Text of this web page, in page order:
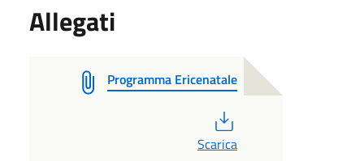
Allegati
Programma Ericenatale
Scarica